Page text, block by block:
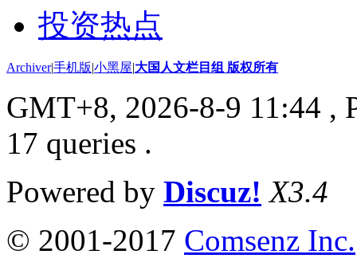
投资热点
Archiver|手机版|小黑屋|大国人文栏目组 版权所有
GMT+8, 2026-8-9 11:44 ,
17 queries .
Powered by Discuz! X3.4
© 2001-2017 Comsenz Inc.